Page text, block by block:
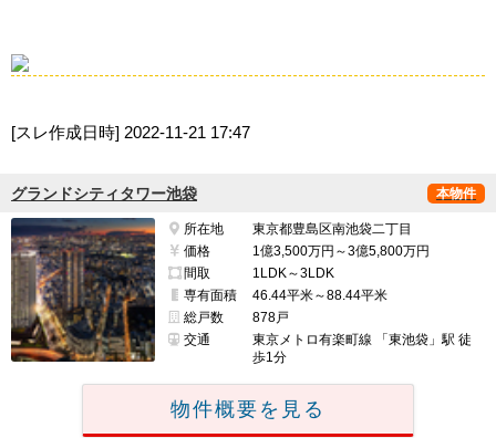
[スレ作成日時] 2022-11-21 17:47
グランドシティタワー池袋 本物件
所在地
東京都豊島区南池袋二丁目
価格
1億3,500万円～3億5,800万円
間取
1LDK～3LDK
専有面積
46.44平米～88.44平米
総戸数
878戸
交通
東京メトロ有楽町線 「東池袋」駅 徒
歩1分
物件概要を見る